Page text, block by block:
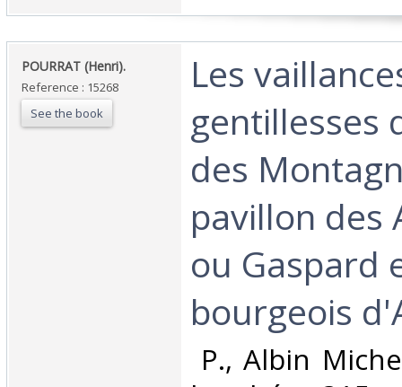
‎POURRAT (Henri).‎
Reference : 15268
See the book
‎Les
gentillesses
des
pavillon des
ou Gaspard
bourgeois
P., Albin